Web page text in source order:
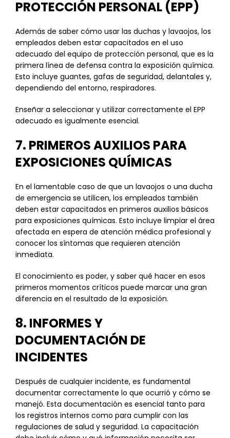
PROTECCIÓN PERSONAL (EPP)
Además de saber cómo usar las duchas y lavaojos, los
empleados deben estar capacitados en el uso
adecuado del equipo de protección personal, que es la
primera línea de defensa contra la exposición química.
Esto incluye guantes, gafas de seguridad, delantales y,
dependiendo del entorno, respiradores.
Enseñar a seleccionar y utilizar correctamente el EPP
adecuado es igualmente esencial.
7. PRIMEROS AUXILIOS PARA
EXPOSICIONES QUÍMICAS
En el lamentable caso de que un lavaojos o una ducha
de emergencia se utilicen, los empleados también
deben estar capacitados en primeros auxilios básicos
para exposiciones químicas. Esto incluye limpiar el área
afectada en espera de atención médica profesional y
conocer los síntomas que requieren atención
inmediata.
El conocimiento es poder, y saber qué hacer en esos
primeros momentos críticos puede marcar una gran
diferencia en el resultado de la exposición.
8. INFORMES Y
DOCUMENTACIÓN DE
INCIDENTES
Después de cualquier incidente, es fundamental
documentar correctamente lo que ocurrió y cómo se
manejó. Esta documentación es esencial tanto para
los registros internos como para cumplir con las
regulaciones de salud y seguridad. La capacitación